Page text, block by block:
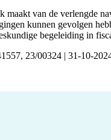
van de verlengde
kunnen gevolgen
begeleiding in
23/00324 | 31-10-